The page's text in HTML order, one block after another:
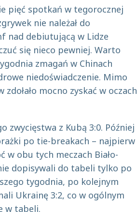
pięć spotkań w tegorocznej
nie należał do
nad debiutującą w Lidze
się nieco pewniej. Warto
zmagań w Chinach
niedoświadczenie. Mimo
mocno zyskać w oczach
zwycięstwa z Kubą 3:0. Później
po tie-breakach – najpierw
w obu tych meczach Biało-
dopisywali do tabeli tylko po
tygodnia, po kolejnym
Ukrainę 3:2, co w ogólnym
w tabeli.